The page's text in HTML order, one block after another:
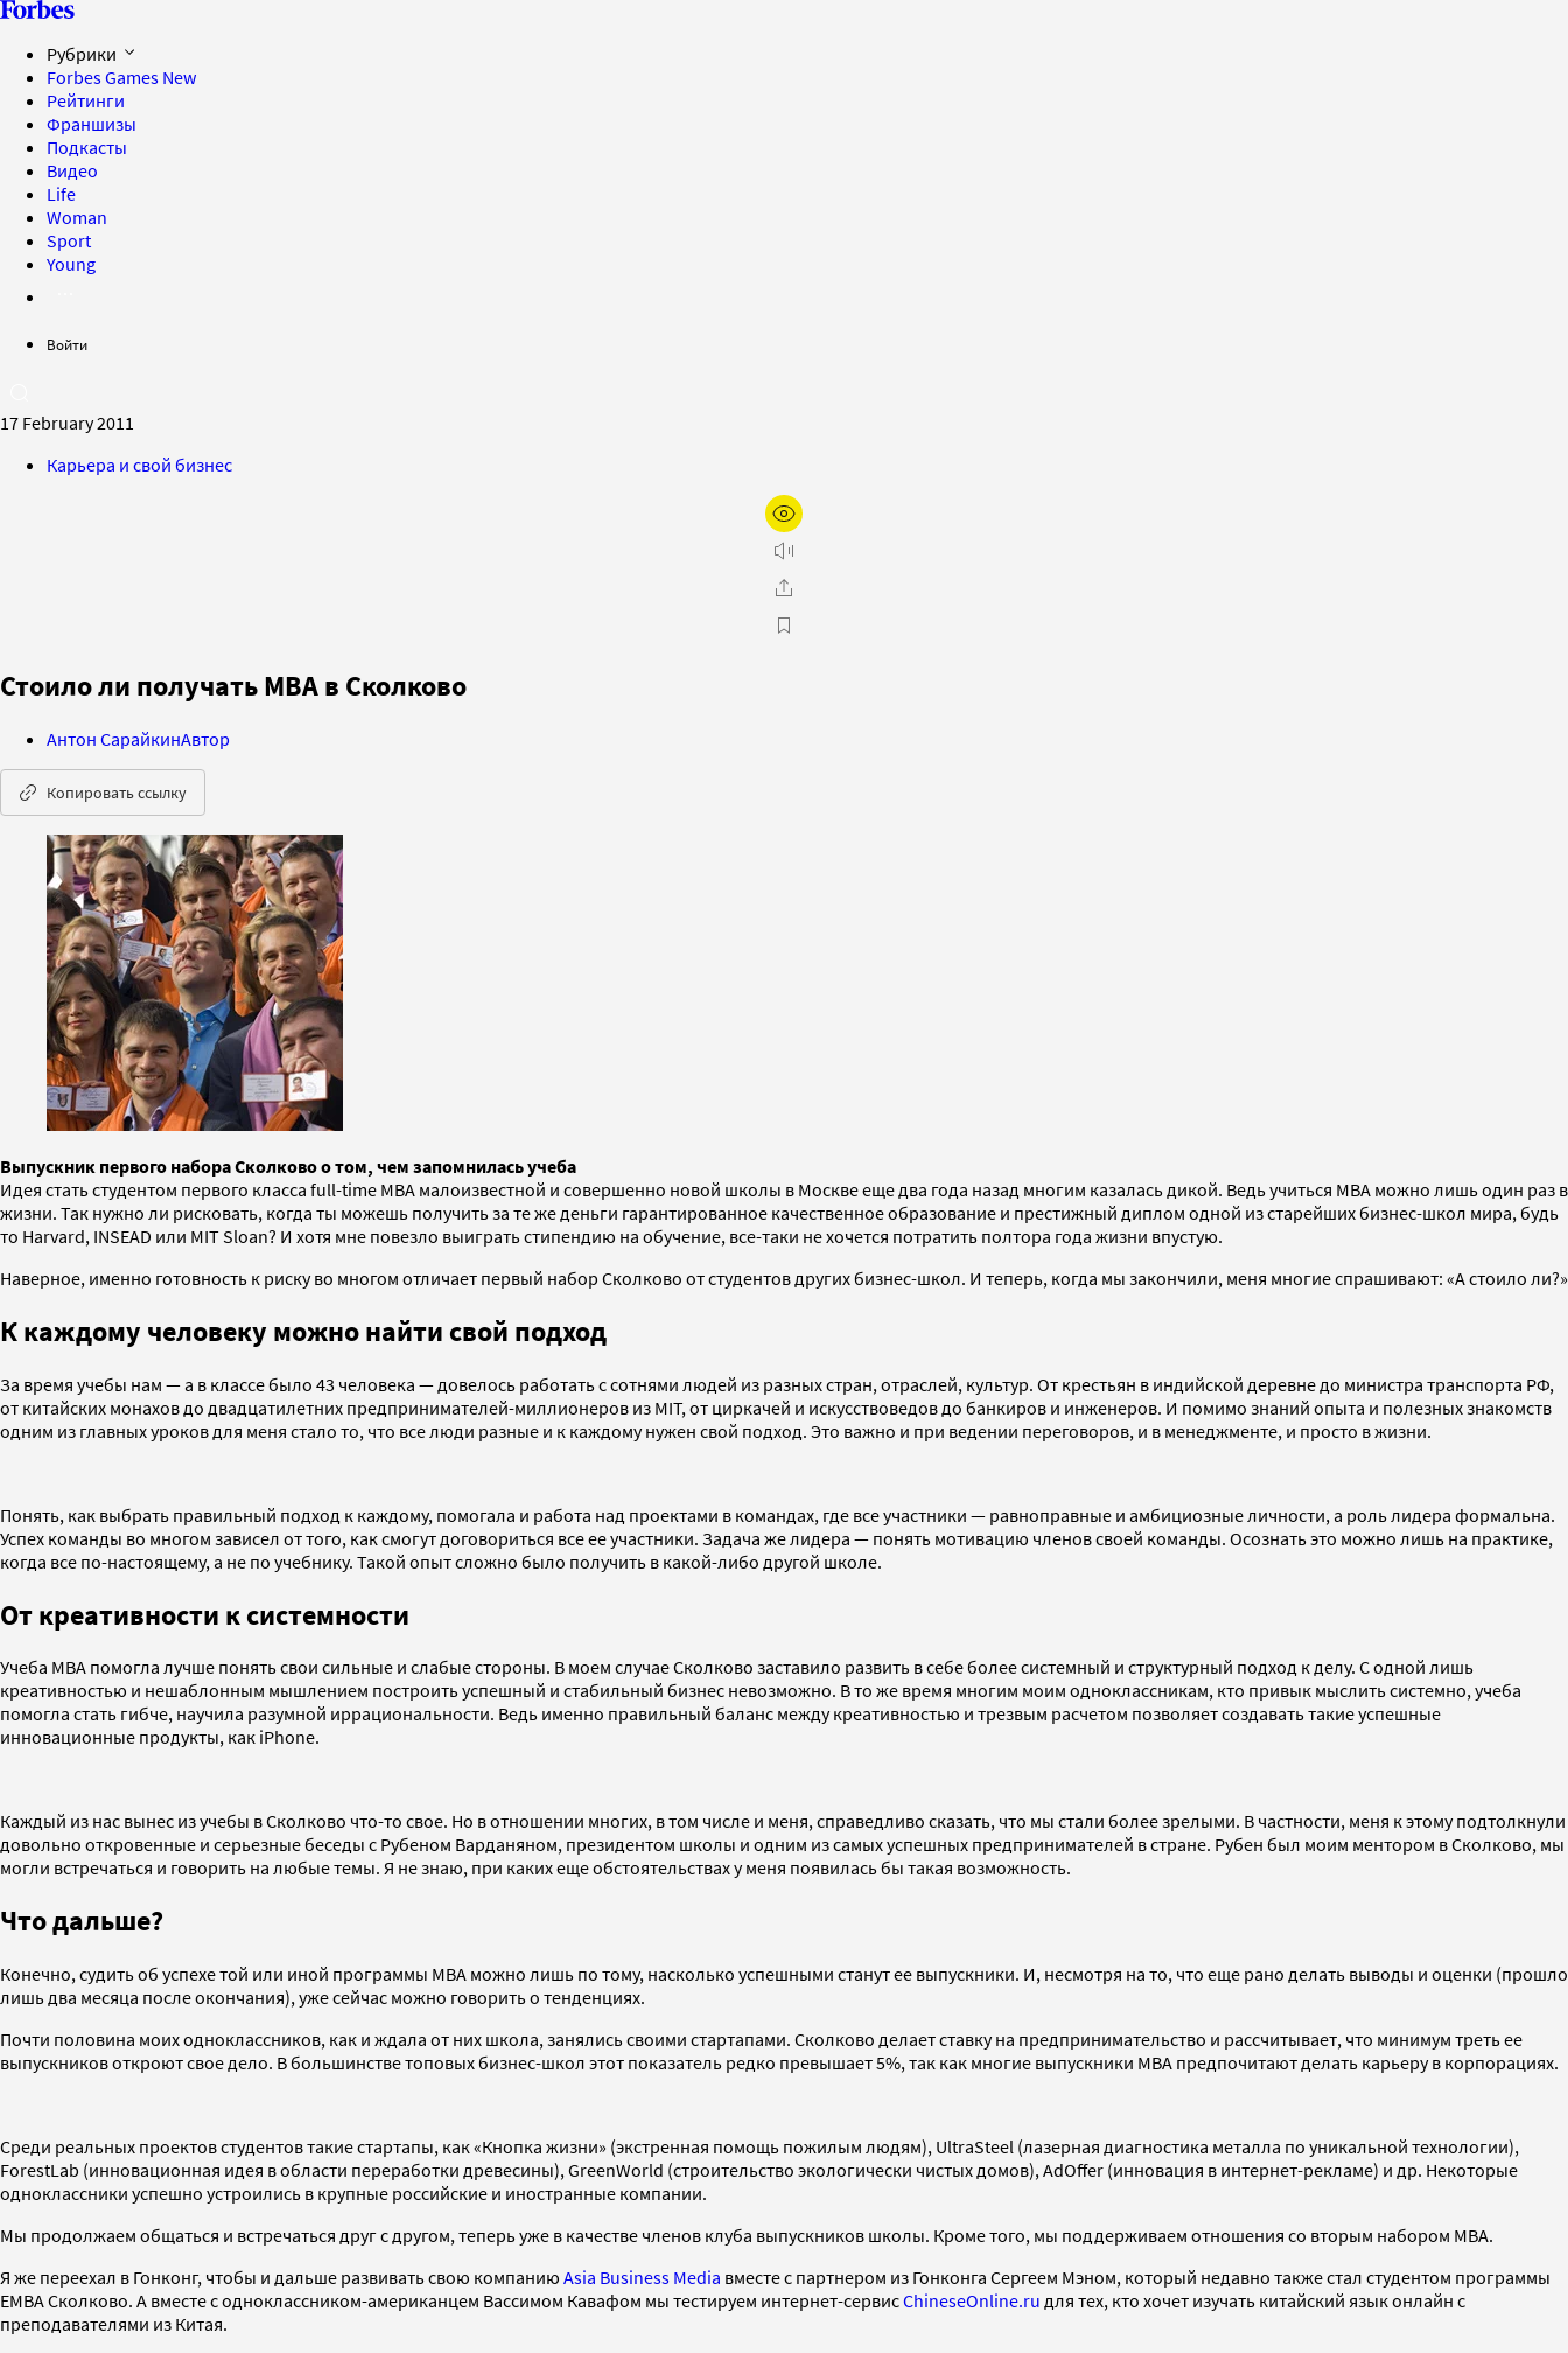
Рубрики
Forbes Games New
Рейтинги
Франшизы
Подкасты
Видео
Life
Woman
Sport
Young
Войти
17 February 2011
Карьера и свой бизнес
Стоило ли получать MBA в Сколково
Антон СарайкинАвтор
Копировать ссылку
Выпускник первого набора Сколково о том, чем запомнилась учеба
Идея стать студентом первого класса full-time MBA малоизвестной и совершенно новой школы в Москве еще два года назад многим казалась дикой. Ведь учиться MBA можно лишь один раз в
жизни. Так нужно ли рисковать, когда ты можешь получить за те же деньги гарантированное качественное образование и престижный диплом одной из старейших бизнес-школ мира, будь
то Harvard, INSEAD или MIT Sloan? И хотя мне повезло выиграть стипендию на обучение, все-таки не хочется потратить полтора года жизни впустую.
Наверное, именно готовность к риску во многом отличает первый набор Сколково от студентов других бизнес-школ. И теперь, когда мы закончили, меня многие спрашивают: «А стоило ли?»
К каждому человеку можно найти свой подход
За время учебы нам — а в классе было 43 человека — довелось работать с сотнями людей из разных стран, отраслей, культур. От крестьян в индийской деревне до министра транспорта РФ,
от китайских монахов до двадцатилетних предпринимателей-миллионеров из MIT, от циркачей и искусствоведов до банкиров и инженеров. И помимо знаний опыта и полезных знакомств
одним из главных уроков для меня стало то, что все люди разные и к каждому нужен свой подход. Это важно и при ведении переговоров, и в менеджменте, и просто в жизни.
Понять, как выбрать правильный подход к каждому, помогала и работа над проектами в командах, где все участники — равноправные и амбициозные личности, а роль лидера формальна.
Успех команды во многом зависел от того, как смогут договориться все ее участники. Задача же лидера — понять мотивацию членов своей команды. Осознать это можно лишь на практике,
когда все по-настоящему, а не по учебнику. Такой опыт сложно было получить в какой-либо другой школе.
От креативности к системности
Учеба MBA помогла лучше понять свои сильные и слабые стороны. В моем случае Сколково заставило развить в себе более системный и структурный подход к делу. С одной лишь
креативностью и нешаблонным мышлением построить успешный и стабильный бизнес невозможно. В то же время многим моим одноклассникам, кто привык мыслить системно, учеба
помогла стать гибче, научила разумной иррациональности. Ведь именно правильный баланс между креативностью и трезвым расчетом позволяет создавать такие успешные
инновационные продукты, как iPhone.
Каждый из нас вынес из учебы в Сколково что-то свое. Но в отношении многих, в том числе и меня, справедливо сказать, что мы стали более зрелыми. В частности, меня к этому подтолкнули
довольно откровенные и серьезные беседы с Рубеном Варданяном, президентом школы и одним из самых успешных предпринимателей в стране. Рубен был моим ментором в Сколково, мы
могли встречаться и говорить на любые темы. Я не знаю, при каких еще обстоятельствах у меня появилась бы такая возможность.
Что дальше?
Конечно, судить об успехе той или иной программы MBA можно лишь по тому, насколько успешными станут ее выпускники. И, несмотря на то, что еще рано делать выводы и оценки (прошло
лишь два месяца после окончания), уже сейчас можно говорить о тенденциях.
Почти половина моих одноклассников, как и ждала от них школа, занялись своими стартапами. Сколково делает ставку на предпринимательство и рассчитывает, что минимум треть ее
выпускников откроют свое дело. В большинстве топовых бизнес-школ этот показатель редко превышает 5%, так как многие выпускники MBA предпочитают делать карьеру в корпорациях.
Среди реальных проектов студентов такие стартапы, как «Кнопка жизни» (экстренная помощь пожилым людям), UltraSteel (лазерная диагностика металла по уникальной технологии),
ForestLab (инновационная идея в области переработки древесины), GreenWorld (строительство экологически чистых домов), AdOffer (инновация в интернет-рекламе) и др. Некоторые
одноклассники успешно устроились в крупные российские и иностранные компании.
Мы продолжаем общаться и встречаться друг с другом, теперь уже в качестве членов клуба выпускников школы. Кроме того, мы поддерживаем отношения со вторым набором MBA.
Я же переехал в Гонконг, чтобы и дальше развивать свою компанию Asia Business Media вместе с партнером из Гонконга Сергеем Мэном, который недавно также стал студентом программы
EMBA Сколково. А вместе с одноклассником-американцем Вассимом Кавафом мы тестируем интернет-сервисChineseOnline.ru для тех, кто хочет изучать китайский язык онлайн с
преподавателями из Китая.